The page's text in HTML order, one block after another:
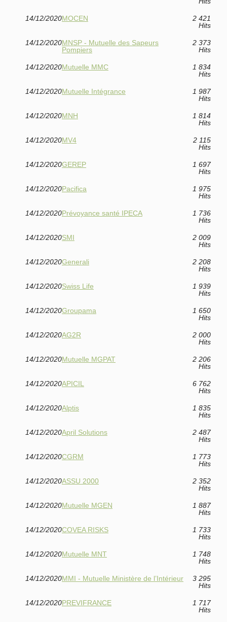
14/12/2020MOCEN
2 421
Hits
14/12/2020MNSP - Mutuelle des Sapeurs
Pompiers
2 373
Hits
14/12/2020Mutuelle MMC
1 834
Hits
14/12/2020Mutuelle Intégrance
1 987
Hits
14/12/2020MNH
1 814
Hits
14/12/2020MV4
2 115
Hits
14/12/2020GEREP
1 697
Hits
14/12/2020Pacifica
1 975
Hits
14/12/2020Prévoyance santé IPECA
1 736
Hits
14/12/2020SMI
2 009
Hits
14/12/2020Generali
2 208
Hits
14/12/2020Swiss Life
1 939
Hits
14/12/2020Groupama
1 650
Hits
14/12/2020AG2R
2 000
Hits
14/12/2020Mutuelle MGPAT
2 206
Hits
14/12/2020APICIL
6 762
Hits
14/12/2020Alptis
1 835
Hits
14/12/2020April Solutions
2 487
Hits
14/12/2020CGRM
1 773
Hits
14/12/2020ASSU 2000
2 352
Hits
14/12/2020Mutuelle MGEN
1 887
Hits
14/12/2020COVEA RISKS
1 733
Hits
14/12/2020Mutuelle MNT
1 748
Hits
14/12/2020MMI - Mutuelle Ministère de l’Intérieur
3 295
Hits
14/12/2020PREVIFRANCE
1 717
Hits